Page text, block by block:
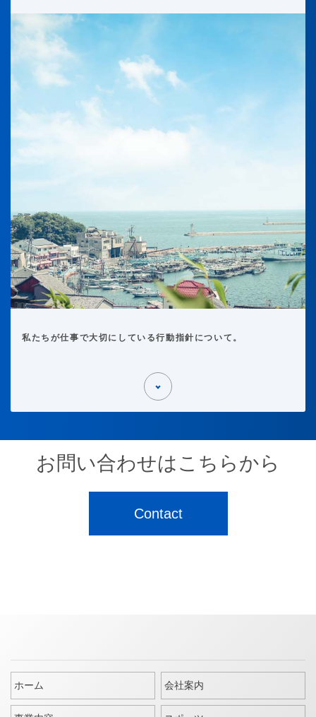
私たちが仕事で大切にしている行動指針について。
お問い合わせはこちらから
Contact
ホーム 会社案内